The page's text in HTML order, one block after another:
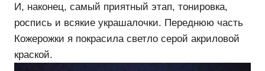
И, наконец, самый приятный этап, тонировка,
роспись и всякие украшалочки. Переднюю часть
Кожерожки я покрасила светло серой акриловой
краской.